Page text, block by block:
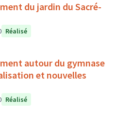
du jardin du Sacré-
Réalisé
autour du gymnase
et nouvelles
Réalisé